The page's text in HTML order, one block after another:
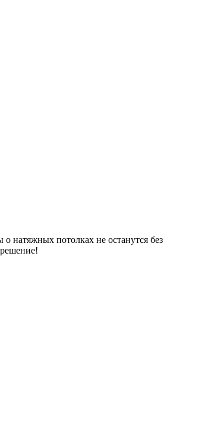
натяжных потолках не останутся без